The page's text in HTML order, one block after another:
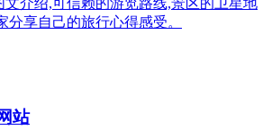
分享自己的旅行心得感受。
站